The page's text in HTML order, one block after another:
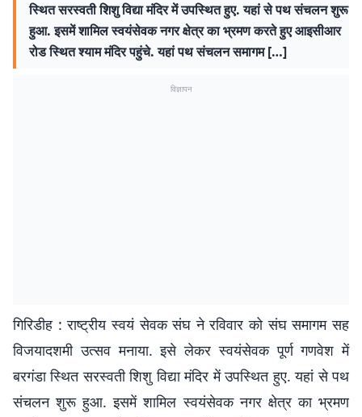
स्थित सरस्वती शिशु विद्या मंदिर में उपस्थित हुए. यहां से पथ संचलन शुरू
हुआ. इसमें शामिल स्वयंसेवक नगर क्षेत्र का भ्रमण करते हुए आइसीआर
रोड स्थित श्याम मंदिर पहुंचे. यहां पथ संचलन समागम […]
विज्ञापन
गिरिडीह : राष्ट्रीय स्वयं सेवक संघ ने रविवार को संघ समागम सह
विजयादशमी उत्सव मनाया. इसे लेकर स्वयंसेवक पूर्ण गणवेश में
बरगंडा स्थित सरस्वती शिशु विद्या मंदिर में उपस्थित हुए. यहां से पथ
संचलन शुरू हुआ. इसमें शामिल स्वयंसेवक नगर क्षेत्र का भ्रमण